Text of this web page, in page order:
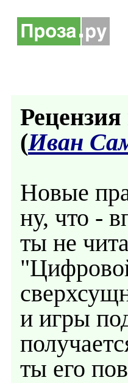
Рецензия
(Иван
Новые
ну, что -
ты не
и игры
ты его